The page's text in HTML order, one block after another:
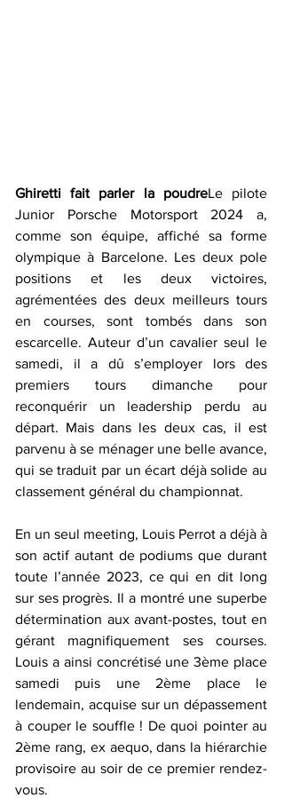
Ghiretti fait parler la poudreLe pilote
Junior Porsche Motorsport 2024 a,
comme son équipe, affiché sa forme
olympique à Barcelone. Les deux pole
positions et les deux victoires,
agrémentées des deux meilleurs tours
en courses, sont tombés dans son
escarcelle. Auteur d’un cavalier seul le
samedi, il a dû s’employer lors des
premiers tours dimanche pour
reconquérir un leadership perdu au
départ. Mais dans les deux cas, il est
parvenu à se ménager une belle avance,
qui se traduit par un écart déjà solide au
classement général du championnat.
En un seul meeting, Louis Perrot a déjà à
son actif autant de podiums que durant
toute l’année 2023, ce qui en dit long
sur ses progrès. Il a montré une superbe
détermination aux avant-postes, tout en
gérant magnifiquement ses courses.
Louis a ainsi concrétisé une 3ème place
samedi puis une 2ème place le
lendemain, acquise sur un dépassement
à couper le souffle ! De quoi pointer au
2ème rang, ex aequo, dans la hiérarchie
provisoire au soir de ce premier rendez-
vous.